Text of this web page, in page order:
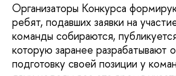
Организаторы Конкурса
ребят, подавших заявки на
команды собираются,
которую заранее разрабатывают
подготовку своей позиции у